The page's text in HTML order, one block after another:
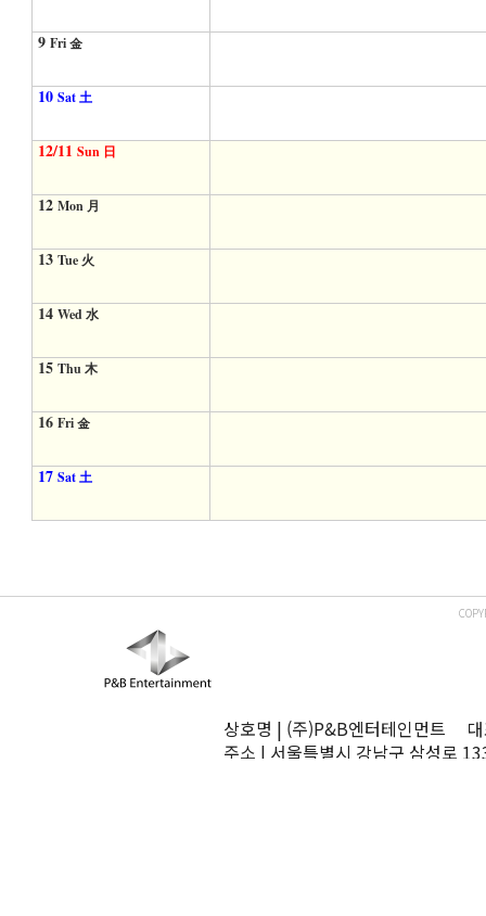
9 Fri 金
10 Sat 土
12/11 Sun 日
12 Mon 月
13 Tue 火
14 Wed 水
15 Thu 木
16 Fri 金
17 Sat 土
상호명 | (주)P&B엔터테인먼트
주소 | 서울특별시 강남구 삼성로